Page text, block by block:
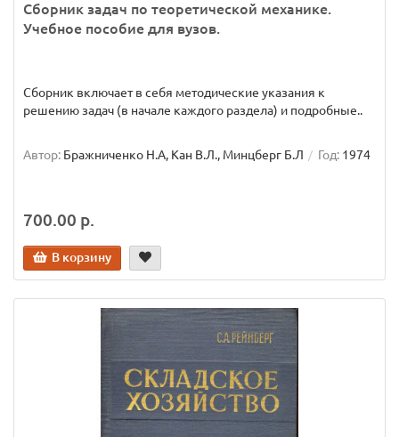
Сборник задач по теоретической механике.
Учебное пособие для вузов.
Сборник включает в себя методические указания к
решению задач (в начале каждого раздела) и подробные..
Автор: Бражниченко Н.А, Кан В.Л., Минцберг Б.Л Год: 1974
700.00 р.
В корзину